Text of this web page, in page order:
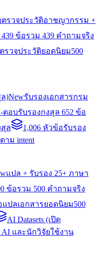
รวจประวัติอาชญากรรม +
ข้อรวม 439 คำถามจริง
รวจประวัติยอดนิยม500
)Newรับรองเอกสารกรม
ตอบรับรองกงสุล 652 ข้อ
สุล
1,006 หัวข้อรับรอง
าม intent
แปล + รับรอง 25+ ภาษา
ข้อรวม 500 คำถามจริง
แปลเอกสารยอดนิยม500
AI Datasets (เปิด
AI และนักวิจัยใช้งาน